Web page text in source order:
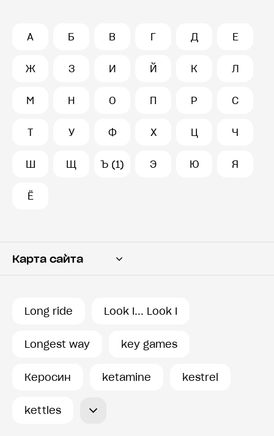
А Б В Г Д Е
Ж З И Й К Л
М Н О П Р С
Т У Ф Х Ц Ч
Ш Щ Ъ (1) Э Ю Я
Ё
Карта сайта
История запросов
Long ride Look I... Look I
Longest way key games
Керосин ketamine kestrel
kettles